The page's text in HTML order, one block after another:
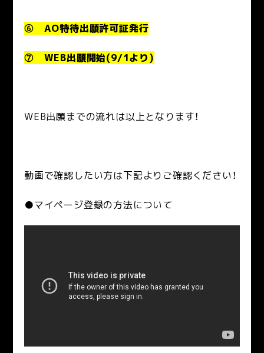
⑥ AO特待出願許可証発行
⑦ WEB出願開始(9/1より)
WEB出願までの流れは以上となります！
動画で確認したい方は下記よりご確認ください！
●マイページ登録の方法について